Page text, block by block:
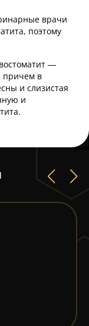
врачи
поэтому
—
причем в
и слизистая
и